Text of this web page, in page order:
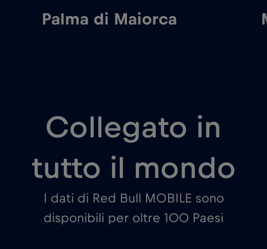
Marbella
Collegato in
tutto il mondo
I dati di Red Bull MOBILE sono
disponibili per oltre 100 Paesi